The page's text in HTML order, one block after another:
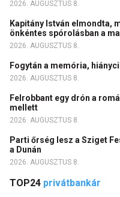
2026. AUGUSZTUS 8.
Kapitány István elmondta,
önkéntes spórolásban a
2026. AUGUSZTUS 8.
Fogytán a memória,
2026. AUGUSZTUS 8.
Felrobbant egy drón a
mellett
2026. AUGUSZTUS 8.
Parti őrség lesz a Sziget
a Dunán
2026. AUGUSZTUS 8.
TOP24 privátbankár